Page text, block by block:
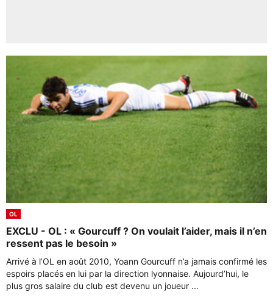
OL
EXCLU - OL : « Gourcuff ? On voulait l’aider, mais il n’en
ressent pas le besoin »
Arrivé à l’OL en août 2010, Yoann Gourcuff n’a jamais confirmé les
espoirs placés en lui par la direction lyonnaise. Aujourd’hui, le
plus gros salaire du club est devenu un joueur ...